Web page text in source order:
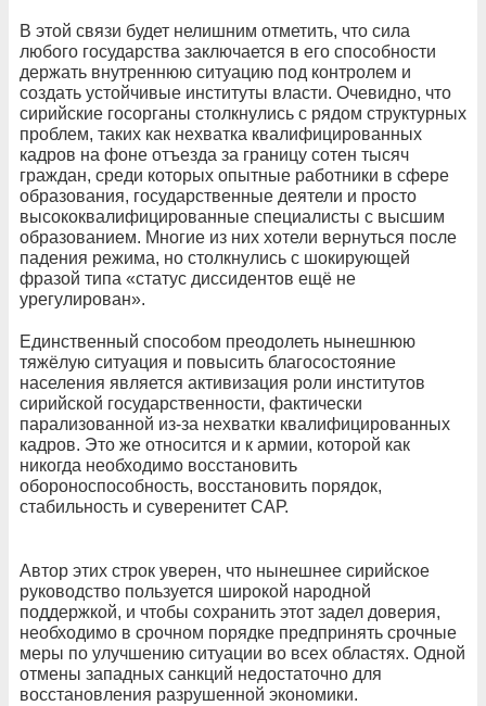
В этой связи будет нелишним отметить, что сила
любого государства заключается в его способности
держать внутреннюю ситуацию под контролем и
создать устойчивые институты власти. Очевидно, что
сирийские госорганы столкнулись с рядом структурных
проблем, таких как нехватка квалифицированных
кадров на фоне отъезда за границу сотен тысяч
граждан, среди которых опытные работники в сфере
образования, государственные деятели и просто
высококвалифицированные специалисты с высшим
образованием. Многие из них хотели вернуться после
падения режима, но столкнулись с шокирующей
фразой типа «статус диссидентов ещё не
урегулирован».
Единственный способом преодолеть нынешнюю
тяжёлую ситуация и повысить благосостояние
населения является активизация роли институтов
сирийской государственности, фактически
парализованной из-за нехватки квалифицированных
кадров. Это же относится и к армии, которой как
никогда необходимо восстановить
обороноспособность, восстановить порядок,
стабильность и суверенитет САР.
Автор этих строк уверен, что нынешнее сирийское
руководство пользуется широкой народной
поддержкой, и чтобы сохранить этот задел доверия,
необходимо в срочном порядке предпринять срочные
меры по улучшению ситуации во всех областях. Одной
отмены западных санкций недостаточно для
восстановления разрушенной экономики.